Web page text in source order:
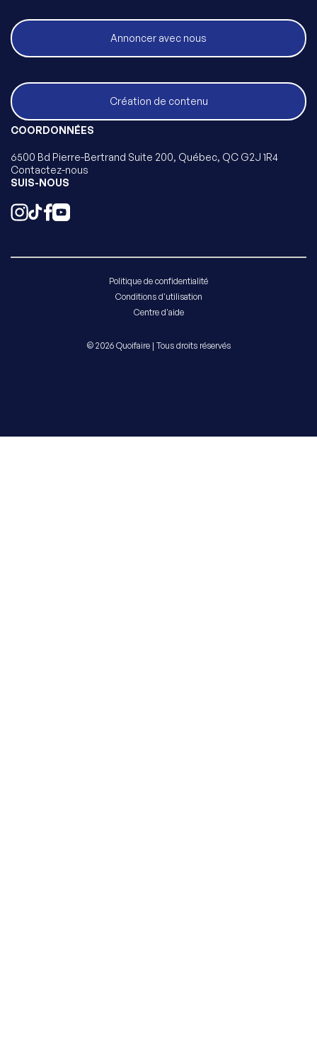
Annoncer avec nous
Création de contenu
COORDONNÉES
6500 Bd Pierre-Bertrand Suite 200, Québec, QC G2J 1R4
Contactez-nous
SUIS-NOUS
Politique de confidentialité
Conditions d'utilisation
Centre d'aide
© 2026 Quoifaire | Tous droits réservés